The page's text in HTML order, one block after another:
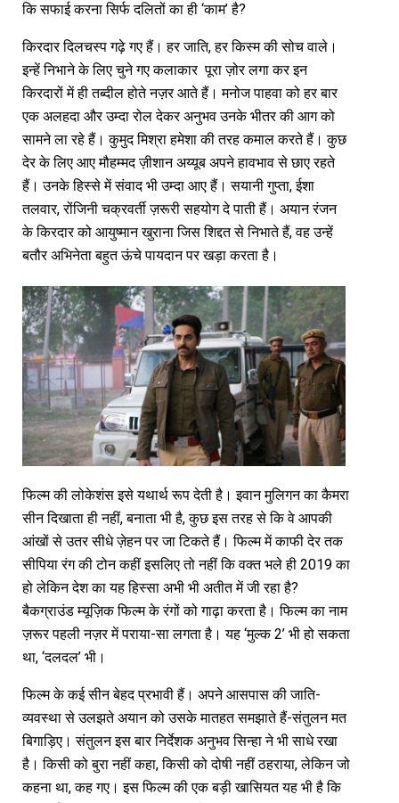
कि सफाई करना सिर्फ दलितों का ही ‘काम’ है?
किरदार दिलचस्प गढ़े गए हैं। हर जाति, हर किस्म की सोच वाले।
इन्हें निभाने के लिए चुने गए कलाकार पूरा ज़ोर लगा कर इन
किरदारों में ही तब्दील होते नज़र आते हैं। मनोज पाहवा को हर बार
एक अलहदा और उम्दा रोल देकर अनुभव उनके भीतर की आग को
सामने ला रहे हैं। कुमुद मिश्रा हमेशा की तरह कमाल करते हैं। कुछ
देर के लिए आए मौहम्मद ज़ीशान अय्यूब अपने हावभाव से छाए रहते
हैं। उनके हिस्से में संवाद भी उम्दा आए हैं। सयानी गुप्ता, ईशा
तलवार, रोंजिनी चक्रवर्ती ज़रूरी सहयोग दे पाती हैं। अयान रंजन
के किरदार को आयुष्मान खुराना जिस शिद्दत से निभाते हैं, वह उन्हें
बतौर अभिनेता बहुत ऊंचे पायदान पर खड़ा करता है।
फिल्म की लोकेशंस इसे यथार्थ रूप देती है। इवान मुलिगन का कैमरा
सीन दिखाता ही नहीं, बनाता भी है, कुछ इस तरह से कि वे आपकी
आंखों से उतर सीधे ज़ेहन पर जा टिकते हैं। फिल्म में काफी देर तक
सीपिया रंग की टोन कहीं इसलिए तो नहीं कि वक्त भले ही 2019 का
हो लेकिन देश का यह हिस्सा अभी भी अतीत में जी रहा है?
बैकग्राउंड म्यूज़िक फिल्म के रंगों को गाढ़ा करता है। फिल्म का नाम
ज़रूर पहली नज़र में पराया-सा लगता है। यह ‘मुल्क 2’ भी हो सकता
था, ‘दलदल’ भी।
फिल्म के कई सीन बेहद प्रभावी हैं। अपने आसपास की जाति-
व्यवस्था से उलझते अयान को उसके मातहत समझाते हैं-संतुलन मत
बिगाड़िए। संतुलन इस बार निर्देशक अनुभव सिन्हा ने भी साधे रखा
है। किसी को बुरा नहीं कहा, किसी को दोषी नहीं ठहराया, लेकिन जो
कहना था, कह गए। इस फिल्म की एक बड़ी खासियत यह भी है कि